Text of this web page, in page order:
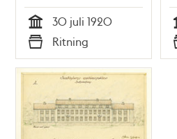
Tid
30 juli 1920
Typ
Ritning